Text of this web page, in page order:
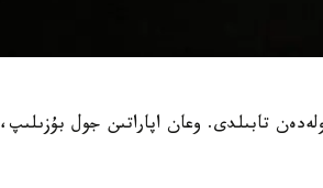
تابىلدى. وعان اپاراتىن جول بۇزىلىپ،